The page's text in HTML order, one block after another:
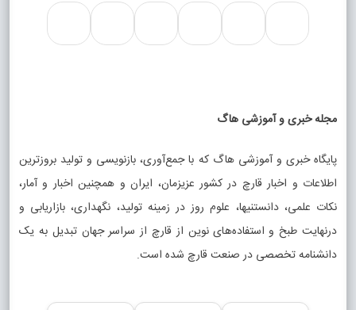
مجله خبری و آموزشی هاگ
پایگاه خبری و آموزشی هاگ که با جمع‌آوری، بازنویسی و تولید بروزترین
اطلاعات و اخبار قارچ در کشور عزیزمان، ایران و همچنین اخبار و آمار،
نکات علمی، دانستنیها، علوم روز در زمینه تولید، نگهداری، بازاریابی و
درنهایت طبخ و استفاده‌های نوین از قارچ از سراسر جهان تبدیل به یک
دانشنامه تخصصی در صنعت قارچ شده است.